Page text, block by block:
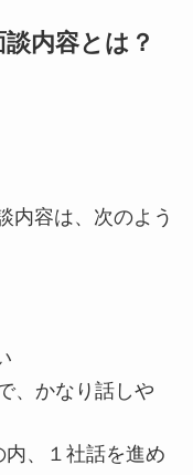
内容とは？
内容は、次のよう
、かなり話しや
、１社話を進め